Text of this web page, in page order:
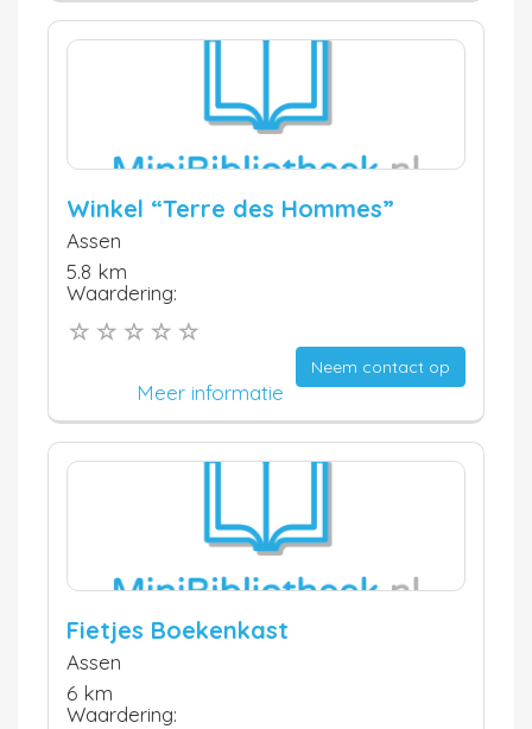
Winkel “Terre des Hommes”
Assen
5.8 km
Waardering:
Neem contact op
Meer informatie
Fietjes Boekenkast
Assen
6 km
Waardering: